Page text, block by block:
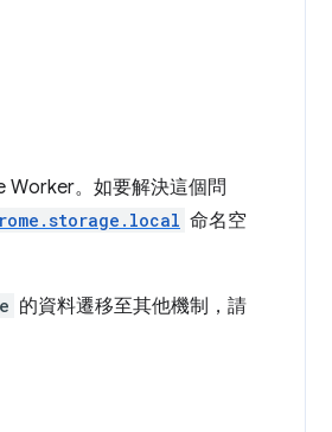
Worker。如要解決這個問
命名空
的資料遷移至其他機制，請